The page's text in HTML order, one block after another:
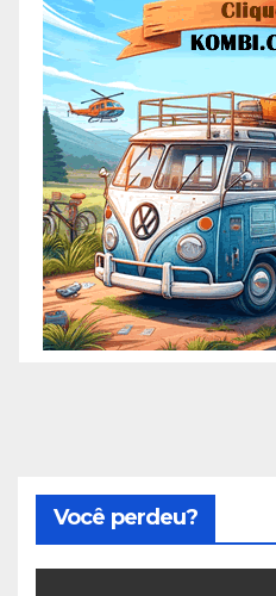
Você perdeu?